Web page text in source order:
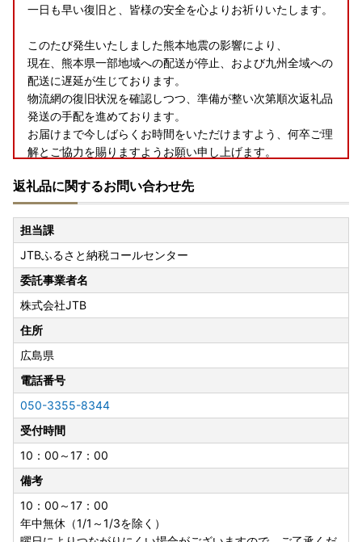
一日も早い復旧と、皆様の安全を心よりお祈りいたします。
このたび発生いたしました熊本地震の影響により、
現在、熊本県一部地域への配送が停止、および九州全域への
配送に遅延が生じております。
物流網の復旧状況を確認しつつ、準備が整い次第順次返礼品
発送の手配を進めております。
お届けまで今しばらくお時間をいただけますよう、何卒ご理
解とご協力を賜りますようお願い申し上げます。
返礼品に関するお問い合わせ先
担当課
JTBふるさと納税コールセンター
委託事業者名
株式会社JTB
住所
広島県
電話番号
050-3355-8344
受付時間
10：00～17：00
備考
10：00～17：00
年中無休（1/1～1/3を除く）